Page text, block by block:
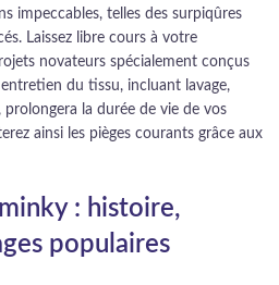
impeccables, telles des surpiqûres
Laissez libre cours à votre
novateurs spécialement conçus
du tissu, incluant lavage,
prolongera la durée de vie de vos
ainsi les pièges courants grâce aux
: histoire,
populaires